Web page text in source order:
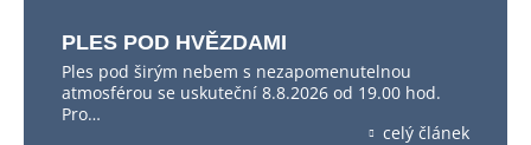
PLES POD HVĚZDAMI
Ples pod širým nebem s nezapomenutelnou
atmosférou se uskuteční 8.8.2026 od 19.00 hod.
Pro…
celý článek